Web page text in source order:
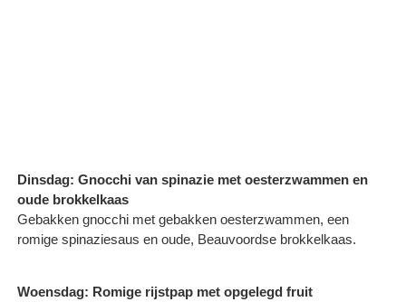
Dinsdag: Gnocchi van spinazie met oesterzwammen en
oude brokkelkaas
Gebakken gnocchi met gebakken oesterzwammen, een
romige spinaziesaus en oude, Beauvoordse brokkelkaas.
Woensdag: Romige rijstpap met opgelegd fruit